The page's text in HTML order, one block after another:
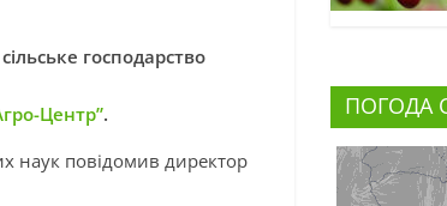
господарство
Центр”.
наук повідомив директор
ПОГОДА